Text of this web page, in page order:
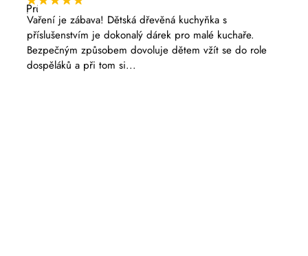
Průměrné
hodnocení
produktu
je
5,0
z
5
hvězdiček.
Vaření je zábava! Dětská dřevěná kuchyňka s
příslušenstvím je dokonalý dárek pro malé kuchaře.
Bezpečným způsobem dovoluje dětem vžít se do role
dospěláků a při tom si...